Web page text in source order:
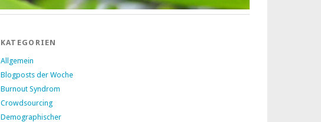
KATEGORIEN
Allgemein
Blogposts der Woche
Burnout Syndrom
Crowdsourcing
Demographischer